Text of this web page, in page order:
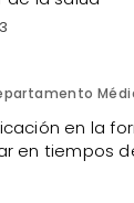
en la
en tiempos